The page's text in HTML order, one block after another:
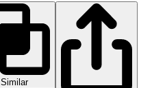
Similar